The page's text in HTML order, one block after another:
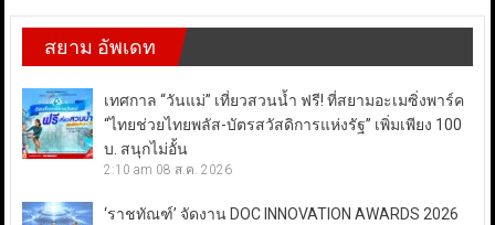
สยาม อัพเดท
เทศกาล “วันแม่” เที่ยวสวนน้ำ ฟรี! ที่สยามอะเมซิ่งพาร์ค
“ไทยช่วยไทยพลัส-บัตรสวัสดิการแห่งรัฐ” เพิ่มเพียง 100
บ. สนุกไม่อั้น
2:10 am 08 ส.ค. 2026
‘ราชทัณฑ์’ จัดงาน DOC INNOVATION AWARDS 2026